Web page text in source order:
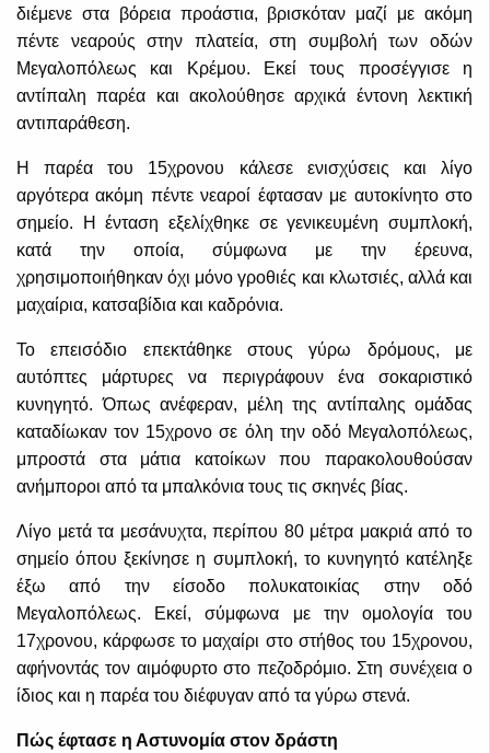
διέμενε στα βόρεια προάστια, βρισκόταν μαζί με ακόμη
πέντε νεαρούς στην πλατεία, στη συμβολή των οδών
Μεγαλοπόλεως και Κρέμου. Εκεί τους προσέγγισε η
αντίπαλη παρέα και ακολούθησε αρχικά έντονη λεκτική
αντιπαράθεση.
Η παρέα του 15χρονου κάλεσε ενισχύσεις και λίγο
αργότερα ακόμη πέντε νεαροί έφτασαν με αυτοκίνητο στο
σημείο. Η ένταση εξελίχθηκε σε γενικευμένη συμπλοκή,
κατά την οποία, σύμφωνα με την έρευνα,
χρησιμοποιήθηκαν όχι μόνο γροθιές και κλωτσιές, αλλά και
μαχαίρια, κατσαβίδια και καδρόνια.
Το επεισόδιο επεκτάθηκε στους γύρω δρόμους, με
αυτόπτες μάρτυρες να περιγράφουν ένα σοκαριστικό
κυνηγητό. Όπως ανέφεραν, μέλη της αντίπαλης ομάδας
καταδίωκαν τον 15χρονο σε όλη την οδό Μεγαλοπόλεως,
μπροστά στα μάτια κατοίκων που παρακολουθούσαν
ανήμποροι από τα μπαλκόνια τους τις σκηνές βίας.
Λίγο μετά τα μεσάνυχτα, περίπου 80 μέτρα μακριά από το
σημείο όπου ξεκίνησε η συμπλοκή, το κυνηγητό κατέληξε
έξω από την είσοδο πολυκατοικίας στην οδό
Μεγαλοπόλεως. Εκεί, σύμφωνα με την ομολογία του
17χρονου, κάρφωσε το μαχαίρι στο στήθος του 15χρονου,
αφήνοντάς τον αιμόφυρτο στο πεζοδρόμιο. Στη συνέχεια ο
ίδιος και η παρέα του διέφυγαν από τα γύρω στενά.
Πώς έφτασε η Αστυνομία στον δράστη